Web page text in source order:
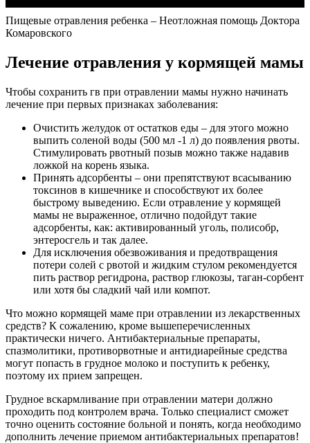
Пищевые отравления ребенка – Неотложная помощь Доктора
Комаровского
Лечение отравления у кормящей мамы
Чтобы сохранить гв при отравлении мамы нужно начинать
лечение при первых признаках заболевания:
Очистить желудок от остатков еды – для этого можно
выпить соленой воды (500 мл -1 л) до появления рвоты.
Стимулировать рвотный позыв можно также надавив
ложкой на корень языка.
Принять адсорбенты – они препятствуют всасыванию
токсинов в кишечнике и способствуют их более
быстрому выведению. Если отравление у кормящей
мамы не выраженное, отлично подойдут такие
адсорбенты, как: активированный уголь, полисобр,
энтеросгель и так далее.
Для исключения обезвоживания и предотвращения
потери солей с рвотой и жидким стулом рекомендуется
пить раствор регидрона, раствор глюкозы, таган-сорбент
или хотя бы сладкий чай или компот.
Что можно кормящей маме при отравлении из лекарственных
средств? К сожалению, кроме вышеперечисленных
практически ничего. Антибактериальные препараты,
спазмолитики, противорвотные и антидиарейные средства
могут попасть в грудное молоко и поступить к ребенку,
поэтому их прием запрещен.
Грудное вскармливание при отравлении матери должно
проходить под контролем врача. Только специалист сможет
точно оценить состояние больной и понять, когда необходимо
дополнить лечение приемом антибактериальных препаратов!